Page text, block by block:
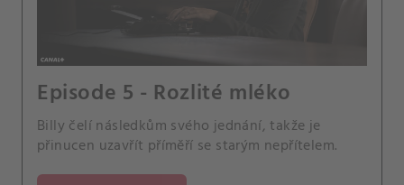
Episode 5 - Rozlité mléko
Billy čelí následkům svého jednání, takže je
přinucen uzavřít příměří se starým nepřítelem.